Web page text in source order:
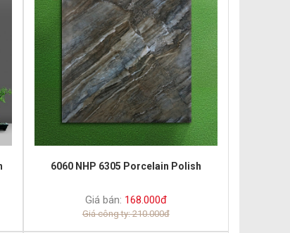
6060 NHP 6305 Porcelain Polish
Giá bán: 168.000đ
Giá công ty: 210.000đ